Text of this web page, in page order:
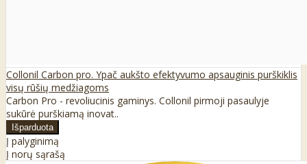
Collonil Carbon pro. Ypač aukšto efektyvumo apsauginis purškiklis
visų rūšių medžiagoms
Carbon Pro - revoliucinis gaminys. Collonil pirmoji pasaulyje
sukūrė purškiamą inovat..
Į palyginimą
Į norų sąrašą